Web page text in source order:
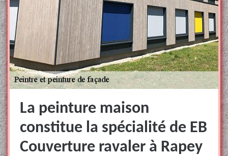
La peinture maison
constitue la spécialité de EB
Couverture ravaler à Rapey